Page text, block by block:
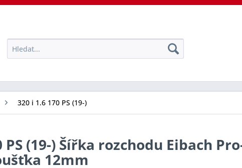
320 i 1.6 170 PS (19-)
PS (19-) Šířka rozchodu Eibach
12mm